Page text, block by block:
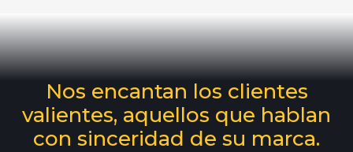
Nos encantan los clientes
valientes, aquellos que hablan
con sinceridad de su marca.